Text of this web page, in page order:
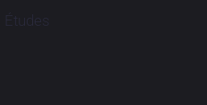
Études